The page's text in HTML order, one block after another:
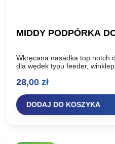
MIDDY PODPÓRKA
Wkręcana nasadka top notch
dla wędek typu feeder,
ustawić wędkę w…
28,00 zł
DODAJ DO KOSZYKA